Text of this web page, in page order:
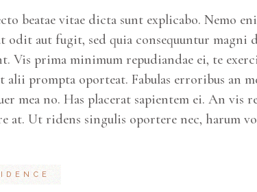
beatae vitae dicta sunt explicabo. Nemo
odit aut fugit, sed quia consequuntur magni
Vis prima minimum repudiandae ei, te
alii prompta oporteat. Fabulas erroribus an
mea no. Has placerat sapientem ei. An vis
at. Ut ridens singulis oportere nec, harum